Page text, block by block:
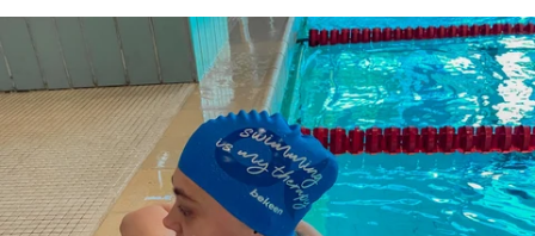
Zu Produktinformationen springen